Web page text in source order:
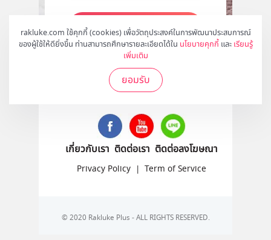
rakluke.com ใช้คุกกี้ (cookies) เพื่อวัตถุประสงค์ในการพัฒนาประสบการณ์
ของผู้ใช้ให้ดียิ่งขึ้น ท่านสามารถศึกษารายละเอียดได้ใน นโยบายคุกกี้ และ เรียนรู้
เพิ่มเติม
ยอมรับ
สมัคร
ติดตามเราได้ที่
เกี่ยวกับเรา ติดต่อเรา ติดต่อลงโฆษณา
Privacy Policy | Term of Service
© 2020 Rakluke Plus - ALL RIGHTS RESERVED.